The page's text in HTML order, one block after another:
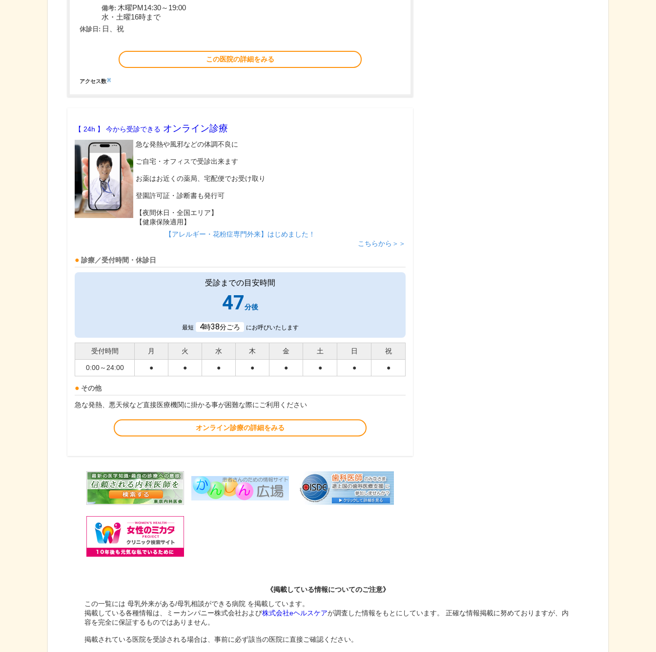
備考: 木曜PM14:30～19:00
水・土曜16時まで
休診日: 日、祝
この医院の詳細をみる
アクセス数※
【 24h 】 今から受診できる オンライン診療
急な発熱や風邪などの体調不良に
ご自宅・オフィスで受診出来ます
お薬はお近くの薬局、宅配便でお受け取り
登園許可証・診断書も発行可
【夜間休日・全国エリア】
【健康保険適用】
【アレルギー・花粉症専門外来】はじめました！
こちらから＞＞
診療／受付時間・休診日
受診までの目安時間
47分後
最短 4時38分ごろ にお呼びいたします
受付時間 月 火 水 木 金 土 日 祝
0:00～24:00 ● ● ● ● ● ● ● ●
その他
急な発熱、悪天候など直接医療機関に掛かる事が困難な際にご利用ください
オンライン診療の詳細をみる
《掲載している情報についてのご注意》
この一覧には 母乳外来がある/母乳相談ができる病院 を掲載しています。
掲載している各種情報は、ミーカンパニー株式会社および株式会社eヘルスケアが調査した情報をもとにしています。 正確な情報掲載に努めておりますが、内
容を完全に保証するものではありません。
掲載されている医院を受診される場合は、事前に必ず該当の医院に直接ご確認ください。